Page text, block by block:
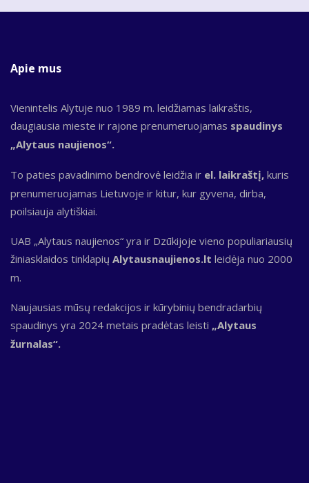
Apie mus
Vienintelis Alytuje nuo 1989 m. leidžiamas laikraštis,
daugiausia mieste ir rajone prenumeruojamas spaudinys
„Alytaus naujienos“.
To paties pavadinimo bendrovė leidžia ir el. laikraštį, kuris
prenumeruojamas Lietuvoje ir kitur, kur gyvena, dirba,
poilsiauja alytiškiai.
UAB „Alytaus naujienos“ yra ir Dzūkijoje vieno populiariausių
žiniasklaidos tinklapių Alytausnaujienos.lt leidėja nuo 2000
m.
Naujausias mūsų redakcijos ir kūrybinių bendradarbių
spaudinys yra 2024 metais pradėtas leisti „Alytaus
žurnalas“.